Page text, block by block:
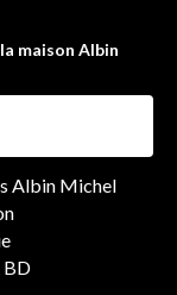
maison Albin
Albin Michel
BD